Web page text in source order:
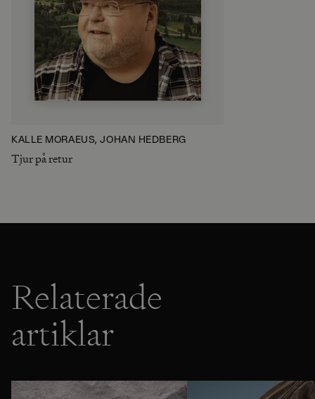
KALLE MORAEUS, JOHAN HEDBERG
Tjur på retur
Relaterade
artiklar